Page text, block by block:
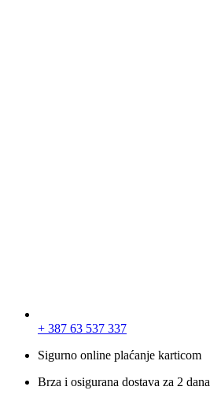
+ 387 63 537 337
Sigurno online plaćanje karticom
Brza i osigurana dostava za 2 dana